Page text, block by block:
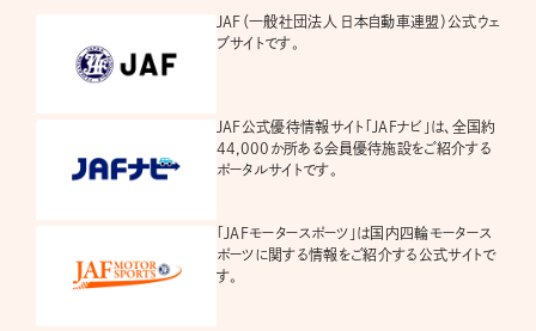
JAF（一般社団法人 日本自動車連盟）公式ウェ
ブサイトです。
JAF公式優待情報サイト「JAFナビ」は、全国約
44,000か所ある会員優待施設をご紹介する
ポータルサイトです。
「JAFモータースポーツ」は国内四輪モータース
ポーツに関する情報をご紹介する公式サイトで
す。